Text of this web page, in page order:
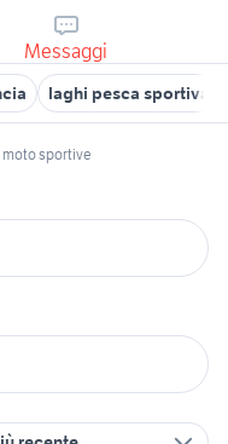
Messaggi
laghi pesca sportiva
moto sportive